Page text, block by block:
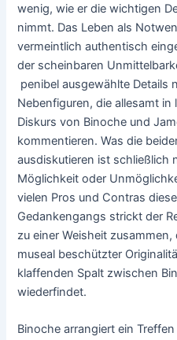
wenig, wie er die wichtigen
nimmt. Das Leben als
vermeintlich authentisch
der scheinbaren
penibel ausgewählte Details
Nebenfiguren, die allesamt in
Diskurs von Binoche und
kommentieren. Was die
ausdiskutieren ist schließlich
Möglichkeit oder
vielen Pros und Contras
Gedankengangs strickt der
zu einer Weisheit
museal beschützter
klaffenden Spalt zwischen
wiederfindet.
Binoche arrangiert ein